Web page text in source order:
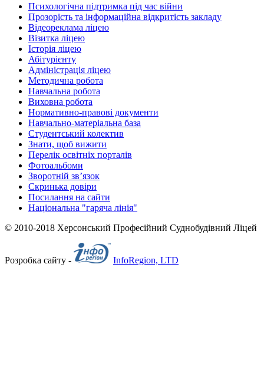
Психологічна підтримка під час війни
Прозорість та інформаційна відкритість закладу
Відеореклама ліцею
Візитка ліцею
Історія ліцею
Абітурієнту
Адміністрація ліцею
Методична робота
Навчальна робота
Виховна робота
Нормативно-правові документи
Навчально-матеріальна база
Студентський колектив
Знати, щоб вижити
Перелік освітніх порталів
Фотоальбоми
Зворотній зв’язок
Скринька довіри
Посилання на сайти
Національна "гаряча лінія"
© 2010-2018 Херсонський Професійний Суднобудівний Ліцей
Розробка сайту - InfoRegion, LTD